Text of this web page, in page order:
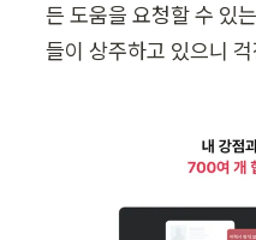
든 도움을 요청할 수 있
들이 상주하고 있으니